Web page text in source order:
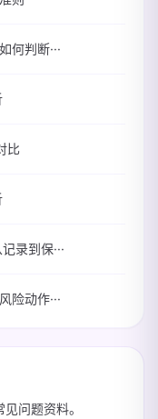
判断···
比
录到保···
动作···
问题资料。